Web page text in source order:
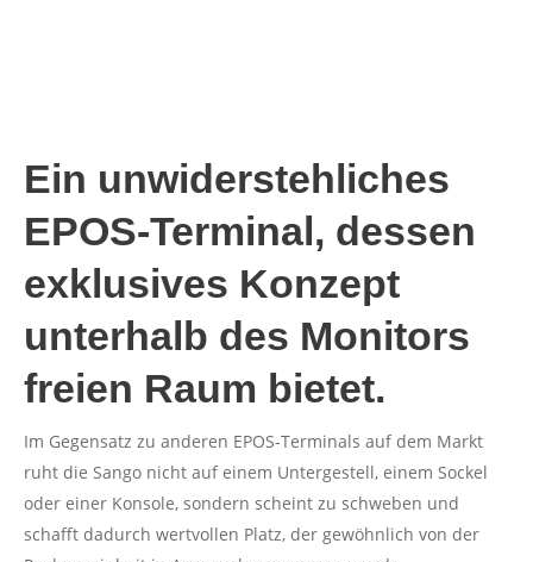
Ein unwiderstehliches
EPOS-Terminal, dessen
exklusives Konzept
unterhalb des Monitors
freien Raum bietet.
Im Gegensatz zu anderen EPOS-Terminals auf dem Markt
ruht die Sango nicht auf einem Untergestell, einem Sockel
oder einer Konsole, sondern scheint zu schweben und
schafft dadurch wertvollen Platz, der gewöhnlich von der